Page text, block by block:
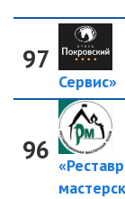
97
Сервис»
96